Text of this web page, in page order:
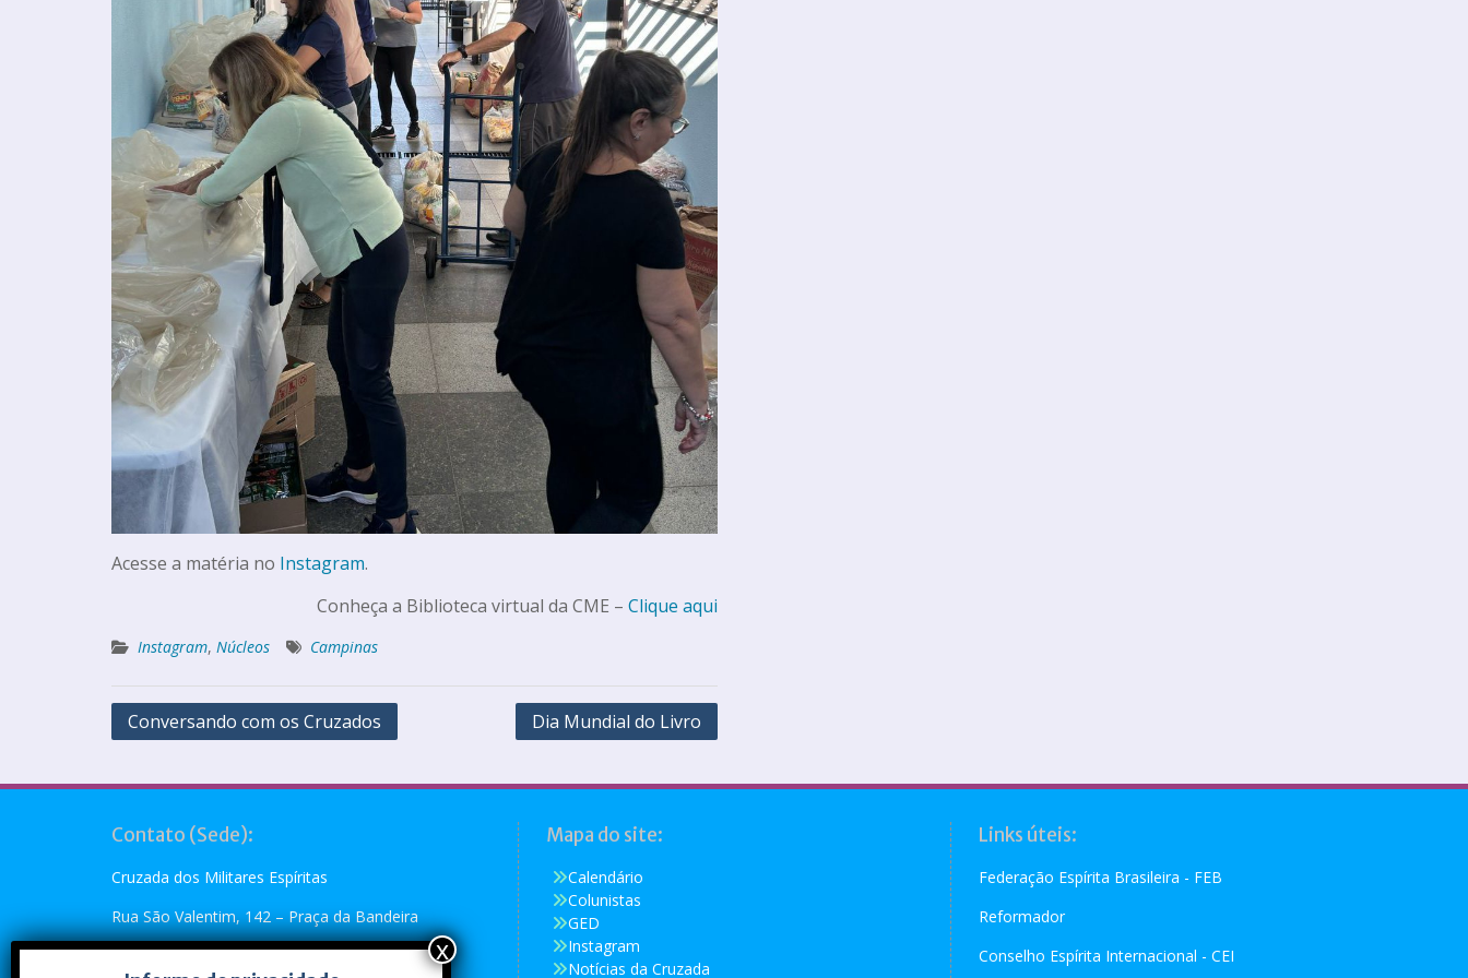
Acesse a matéria no Instagram.
Conheça a Biblioteca virtual da CME – Clique aqui
Instagram, Núcleos Campinas
Conversando com os Cruzados Dia Mundial do Livro
Contato (Sede):
Cruzada dos Militares Espíritas
Rua São Valentim, 142 – Praça da Bandeira
Rio de Janeiro, RJ – CEP: 20.260-110
Mapa do site:
Calendário
Colunistas
GED
Instagram
Notícias da Cruzada
Links úteis:
Federação Espírita Brasileira - FEB
Reformador
Conselho Espírita Internacional - CEI